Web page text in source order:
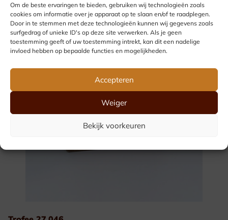
Om de beste ervaringen te bieden, gebruiken wij technologieën zoals
cookies om informatie over je apparaat op te slaan en/of te raadplegen.
Door in te stemmen met deze technologieën kunnen wij gegevens zoals
surfgedrag of unieke ID's op deze site verwerken. Als je geen
toestemming geeft of uw toestemming intrekt, kan dit een nadelige
invloed hebben op bepaalde functies en mogelijkheden.
Accepteren
Weiger
Bekijk voorkeuren